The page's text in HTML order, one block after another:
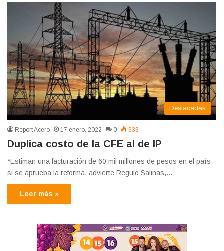
Destacadas
Report Acero 17 enero, 2022 0 933
Duplica costo de la CFE al de IP
*Estiman una facturación de 60 mil millones de pesos en el país
si se aprueba la reforma, advierte Regulo Salinas,…
Leer más »